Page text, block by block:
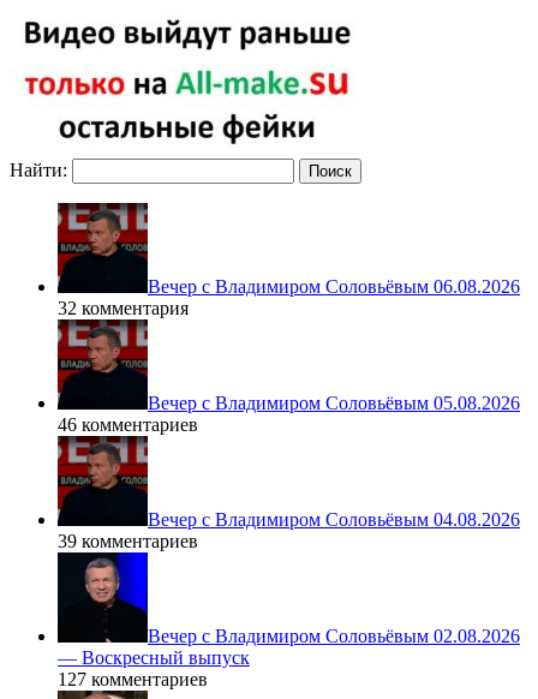
Найти:
Вечер с Владимиром Соловьёвым 06.08.2026
32 комментария
Вечер с Владимиром Соловьёвым 05.08.2026
46 комментариев
Вечер с Владимиром Соловьёвым 04.08.2026
39 комментариев
Вечер с Владимиром Соловьёвым 02.08.2026
— Воскресный выпуск
127 комментариев